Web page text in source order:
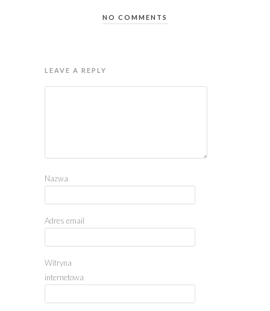
NO COMMENTS
LEAVE A REPLY
Nazwa
Adres email
Witryna
internetowa